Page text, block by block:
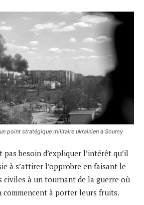
point stratégique militaire ukrainien à Soumy
pas besoin d’expliquer l’intérêt qu’il
à s’attirer l’opprobre en faisant le
civiles à un tournant de la guerre où
à porter leurs fruits.